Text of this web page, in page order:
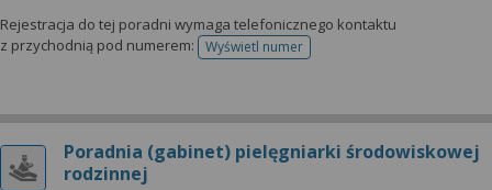
Rejestracja do tej poradni wymaga telefonicznego kontaktu
z przychodnią pod numerem:
Wyświetl numertelefonu do rejestracji
Poradnia (gabinet) pielęgniarki środowiskowej
rodzinnej